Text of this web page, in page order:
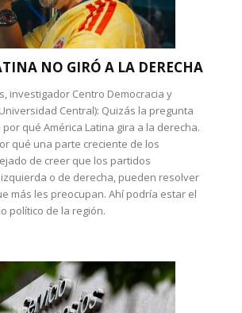
NO GIRÓ A LA DERECHA
investigador Centro Democracia y
Central): Quizás la pregunta
qué América Latina gira a la derecha.
qué una parte creciente de los
de creer que los partidos
o de derecha, pueden resolver
más les preocupan. Ahí podría estar el
político de la región.